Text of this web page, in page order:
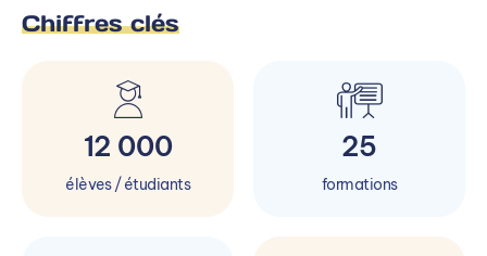
Chiffres clés
12 000
élèves / étudiants
25
formations